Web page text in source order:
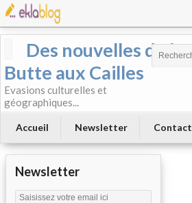
Des nouvelles de la
Butte aux Cailles
Evasions culturelles et
géographiques...
Accueil Newsletter Contact
Newsletter